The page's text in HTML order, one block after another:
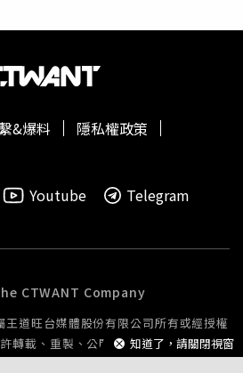
知道了，請關閉視窗
&爆料
隱私權政策
Youtube Telegram
CTWANT Company
王道旺台媒體股份有限公司所有或經授權
轉載、重製、公開播送或公開傳輸。